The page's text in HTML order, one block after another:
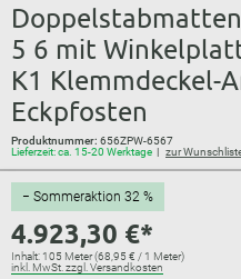
5 6 mit
K1 Klemmdeckel-
Eckpfosten
Produktnummer: 656ZPW-6567
Lieferzeit: ca. 15-20 Werktage
zur
− Sommeraktion 32 %
4.923,30 €*
Inhalt: 105 Meter(68,95 € / 1 Meter)
inkl. MwSt. zzgl. Versandkosten